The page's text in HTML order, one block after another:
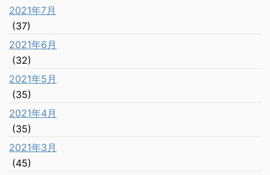
2021年7月
(37)
2021年6月
(32)
2021年5月
(35)
2021年4月
(35)
2021年3月
(45)